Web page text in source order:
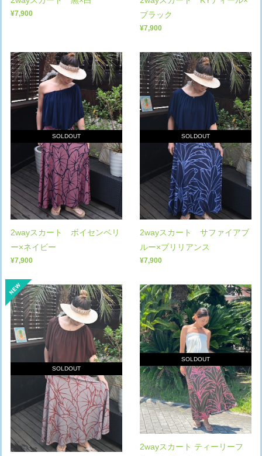
¥7,900
ブラック
¥7,900
SOLDOUT
2wayスカート ボイセンベリ
ー×ネイビー
¥7,900
SOLDOUT
2wayスカート サファイアブ
ルー×ブリリアンス
¥7,900
SOLDOUT
SOLDOUT
2wayスカート ティーリーフ